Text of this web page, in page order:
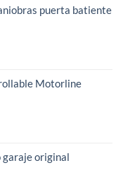
puerta batiente
Motorline
garaje original